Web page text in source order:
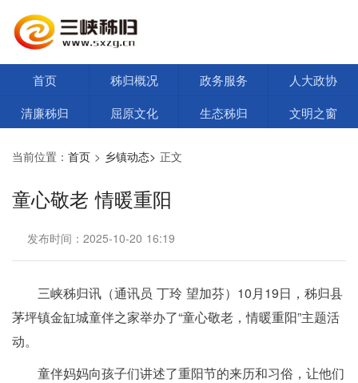
首页 秭归概况 政务服务
人大政协
清廉秭归
屈原文化 生态秭归 文明之窗
当前位置： 首页 > 乡镇动态> 正文
童心敬老 情暖重阳
发布时间：2025-10-20 16:19
三峡秭归讯（通讯员 丁玲 望加芬）10月19日，秭归县
茅坪镇金缸城童伴之家举办了“童心敬老，情暖重阳”主题活
动。
童伴妈妈向孩子们讲述了重阳节的来历和习俗，让他们